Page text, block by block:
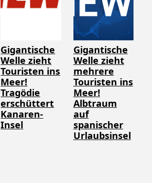
Gigantische
Welle zieht
Touristen ins
Meer!
Tragödie
erschüttert
Kanaren-
Insel
Gigantische
Welle zieht
mehrere
Touristen ins
Meer!
Albtraum
auf
spanischer
Urlaubsinsel